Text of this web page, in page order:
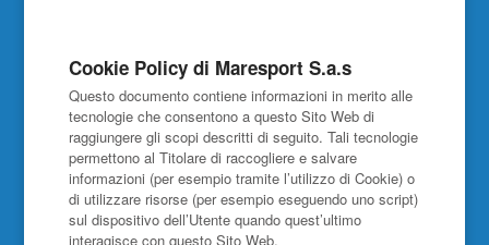
Cookie Policy di Maresport S.a.s
Questo documento contiene informazioni in merito alle
tecnologie che consentono a questo Sito Web di
raggiungere gli scopi descritti di seguito. Tali tecnologie
permettono al Titolare di raccogliere e salvare
informazioni (per esempio tramite l’utilizzo di Cookie) o
di utilizzare risorse (per esempio eseguendo uno script)
sul dispositivo dell’Utente quando quest’ultimo
interagisce con questo Sito Web.